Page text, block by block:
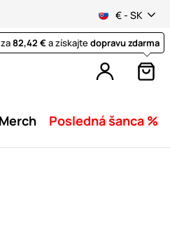
€ - SK
82,42 €a získajtedopravu zdarma
Posledná šanca %